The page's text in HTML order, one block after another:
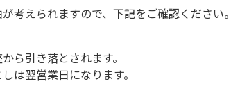
考えられますので、下記をご確認ください。
ら引き落とされます。
は翌営業日になります。